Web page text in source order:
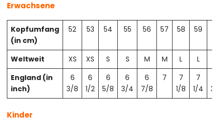
Erwachsene
Kopfumfang
(in cm)
52 53 54 55 56 57 58 59
Weltweit XS XS S S M M L L
England (in
inch)
6
3/8
6
1/2
6
5/8
6
3/4
6
7/8
7
7
1/8
7
1/4
Kinder